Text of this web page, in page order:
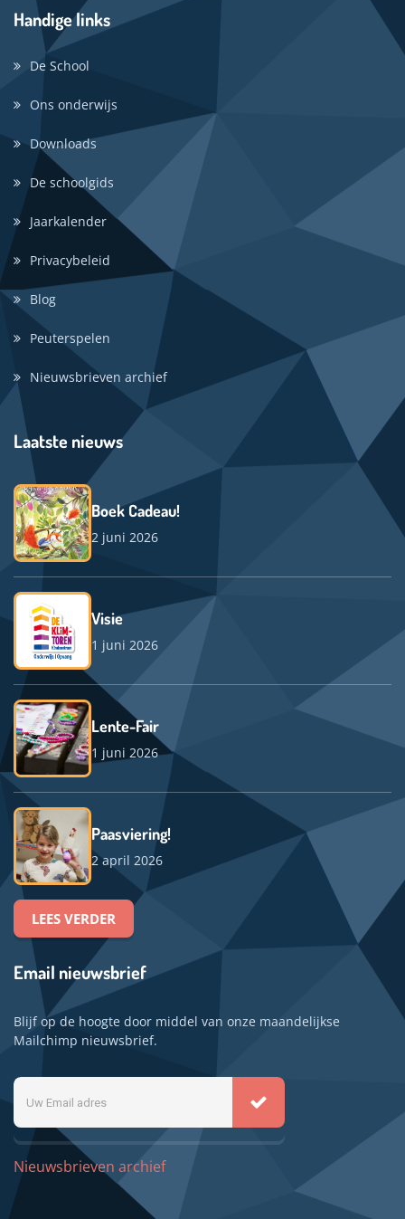
Handige links
De School
Ons onderwijs
Downloads
De schoolgids
Jaarkalender
Privacybeleid
Blog
Peuterspelen
Nieuwsbrieven archief
Laatste nieuws
Boek Cadeau!
2 juni 2026
Visie
1 juni 2026
Lente-Fair
1 juni 2026
Paasviering!
2 april 2026
LEES VERDER
Email nieuwsbrief
Blijf op de hoogte door middel van onze maandelijkse
Mailchimp nieuwsbrief.
Uw
Email
adres
Nieuwsbrieven archief